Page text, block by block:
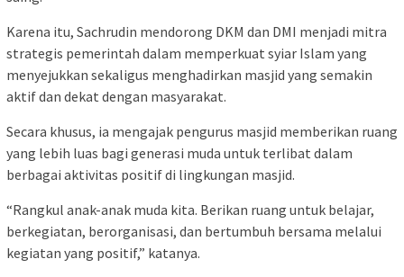
Karena itu, Sachrudin mendorong DKM dan DMI menjadi mitra
strategis pemerintah dalam memperkuat syiar Islam yang
menyejukkan sekaligus menghadirkan masjid yang semakin
aktif dan dekat dengan masyarakat.
Secara khusus, ia mengajak pengurus masjid memberikan ruang
yang lebih luas bagi generasi muda untuk terlibat dalam
berbagai aktivitas positif di lingkungan masjid.
“Rangkul anak-anak muda kita. Berikan ruang untuk belajar,
berkegiatan, berorganisasi, dan bertumbuh bersama melalui
kegiatan yang positif,” katanya.